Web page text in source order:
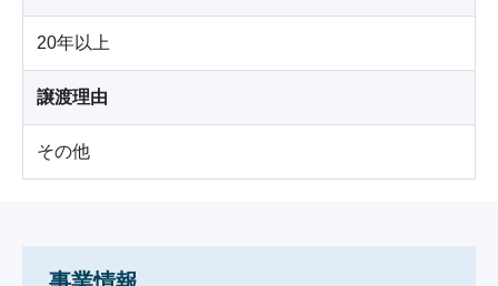
20年以上
譲渡理由
その他